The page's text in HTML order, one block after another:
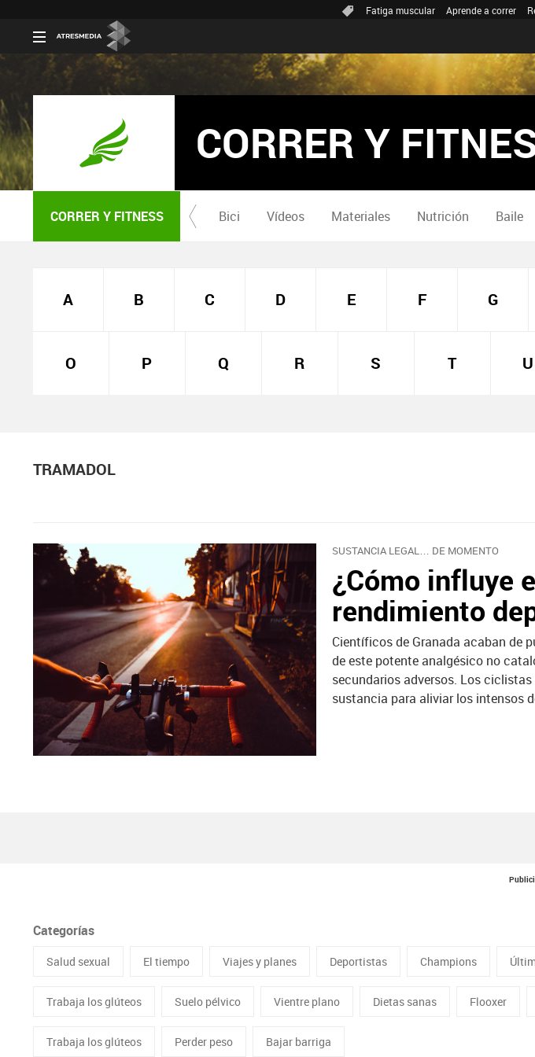
Fatiga muscular Aprende a correr
CORRER Y
CORRER Y FITNESS Bici Vídeos Materiales Nutrición Baile
A B C D E F G
O P Q R S T U
TRAMADOL
SUSTANCIA LEGAL… DE MOMENTO
¿Cómo influye
rendimiento
Científicos de Granada acaban de
de este potente analgésico no
secundarios adversos. Los
sustancia para aliviar los intensos
Categorías
Salud sexual El tiempo Viajes y planes Deportistas Champions
Trabaja los glúteos Suelo pélvico Vientre plano Dietas sanas Flooxer
Trabaja los glúteos Perder peso Bajar barriga